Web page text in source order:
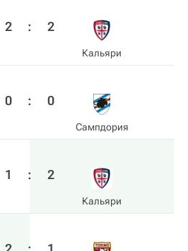
2 : 2
Кальяри
0 : 0
Сампдория
1 : 2
Кальяри